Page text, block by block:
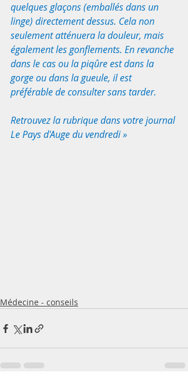
quelques glaçons (emballés dans un
linge) directement dessus. Cela non
seulement atténuera la douleur, mais
également les gonflements. En revanche
dans le cas ou la piqûre est dans la
gorge ou dans la gueule, il est
préférable de consulter sans tarder.
Retrouvez la rubrique dans votre journal
Le Pays d'Auge du vendredi »
Médecine - conseils